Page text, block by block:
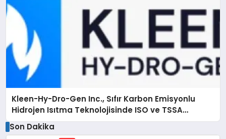
Kleen-Hy-Dro-Gen Inc., Sıfır Karbon Emisyonlu
Hidrojen Isıtma Teknolojisinde ISO ve TSSA
Düzenleyici Onaylarını Aldı
Son Dakika